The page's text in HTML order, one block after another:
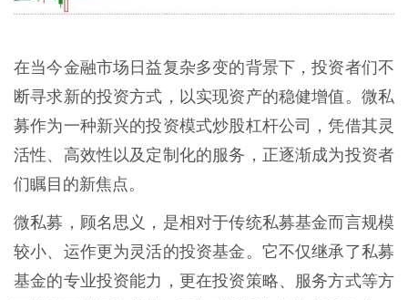
在当今金融市场日益复杂多变的背景下，投资者们不
断寻求新的投资方式，以实现资产的稳健增值。微私
募作为一种新兴的投资模式炒股杠杆公司，凭借其灵
活性、高效性以及定制化的服务，正逐渐成为投资者
们瞩目的新焦点。
微私募，顾名思义，是相对于传统私募基金而言规模
较小、运作更为灵活的投资基金。它不仅继承了私募
基金的专业投资能力，更在投资策略、服务方式等方